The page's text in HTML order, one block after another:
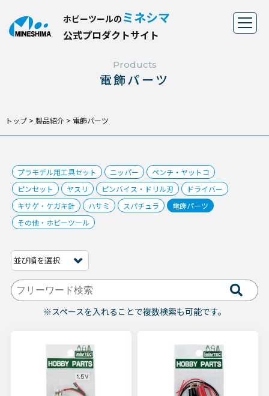
ホビーツールの ミネシマ
公式プロダク トサイ ト
Products
電飾パーツ
トップ> 製品紹介 > 電飾パーツ
プラモデル用工具セット ニッパー
ペンチ・ヤットコ
ピンセット
ヤスリ ピンバイス・ドリル刃
ドライバー
キサゲ・ケガキ針
ハサミ スパチュラ
電飾パーツ
その他・ホビーツール
※スペースを入れることで複数検索も可能です。